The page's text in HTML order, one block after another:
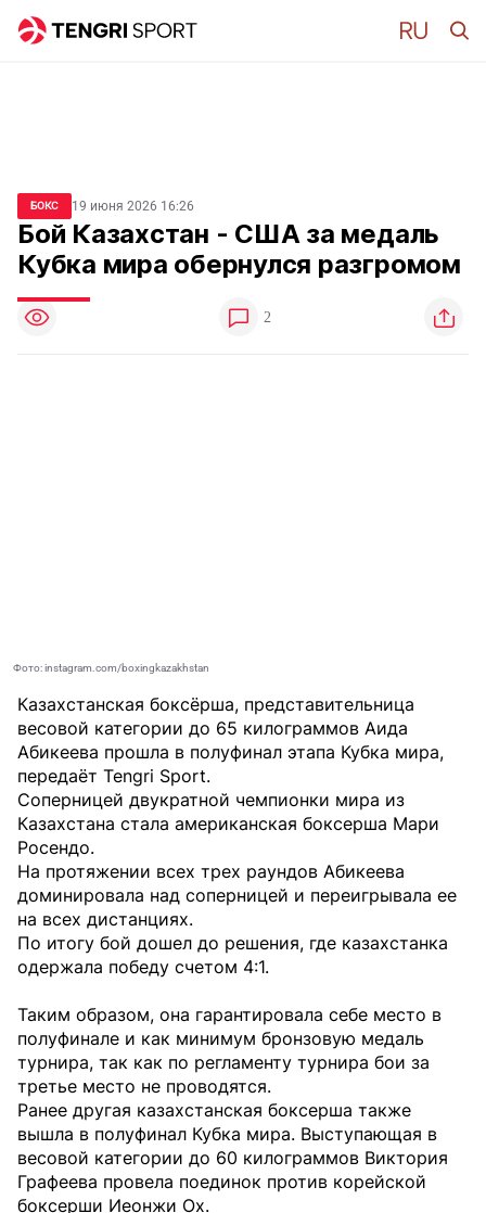
БОКС 19 июня 2026 16:26
Бой Казахстан - США за медаль
Кубка мира обернулся разгромом
2
Фото: instagram.com/boxingkazakhstan
Казахстанская боксёрша, представительница
весовой категории до 65 килограммов Аида
Абикеева прошла в полуфинал этапа Кубка мира,
передаёт Tengri Sport.
Соперницей двукратной чемпионки мира из
Казахстана стала американская боксерша Мари
Роcендо.
На протяжении всех трех раундов Абикеева
доминировала над соперницей и переигрывала ее
на всех дистанциях.
По итогу бой дошел до решения, где казахстанка
одержала победу счетом 4:1.
Таким образом, она гарантировала себе место в
полуфинале и как минимум бронзовую медаль
турнира, так как по регламенту турнира бои за
третье место не проводятся.
Ранее другая казахстанская боксерша также
вышла в полуфинал Кубка мира. Выступающая в
весовой категории до 60 килограммов Виктория
Графеева провела поединок против корейской
боксерши Иеонжи Ох.